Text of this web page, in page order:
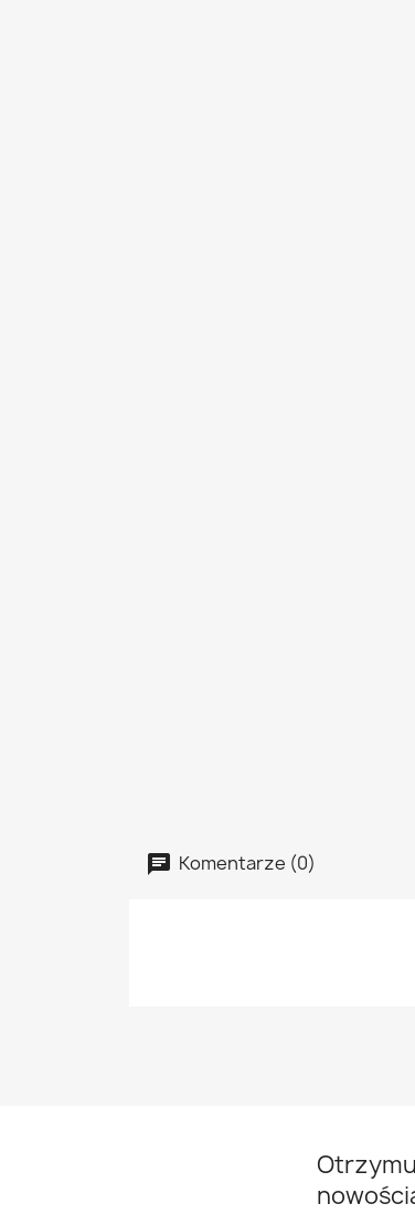
Komentarze (0)